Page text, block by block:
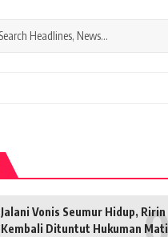
Jalani Vonis Seumur Hidup, Ririn
Kembali Dituntut Hukuman Mati